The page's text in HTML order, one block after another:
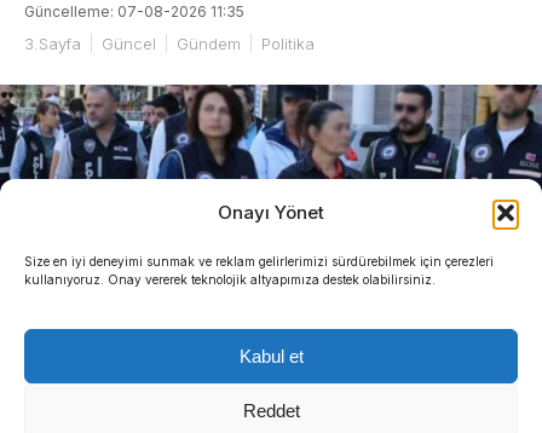
Onayı Yönet
Size en iyi deneyimi sunmak ve reklam gelirlerimizi sürdürebilmek için çerezleri
kullanıyoruz. Onay vererek teknolojik altyapımıza destek olabilirsiniz.
Kabul et
Reddet
Güncelleme: 07-08-2026 11:35
3.Sayfa Güncel Gündem Politika